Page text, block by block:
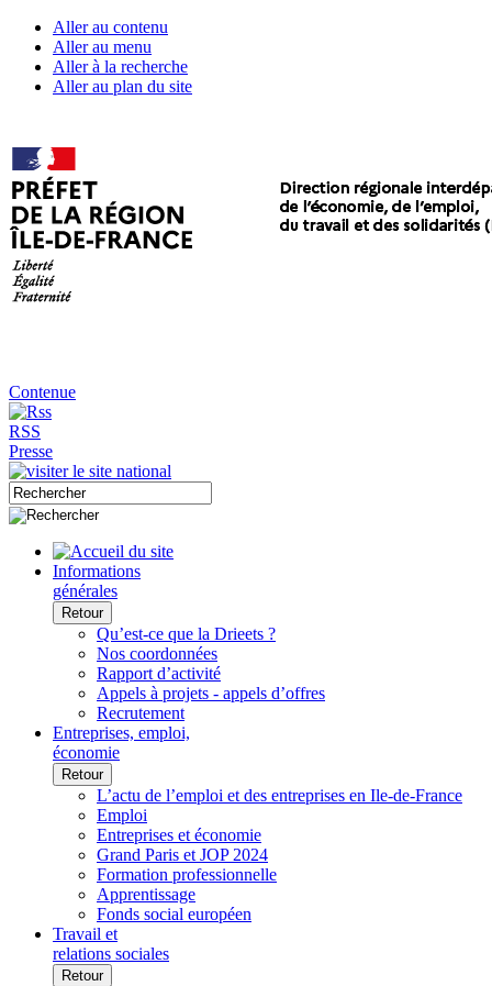
Aller au contenu
Aller au menu
Aller à la recherche
Aller au plan du site
Contenue
RSS
Presse
Informations
générales
Retour
Qu’est-ce que la Drieets ?
Nos coordonnées
Rapport d’activité
Appels à projets - appels d’offres
Recrutement
Entreprises, emploi,
économie
Retour
L’actu de l’emploi et des entreprises en Ile-de-France
Emploi
Entreprises et économie
Grand Paris et JOP 2024
Formation professionnelle
Apprentissage
Fonds social européen
Travail et
relations sociales
Retour